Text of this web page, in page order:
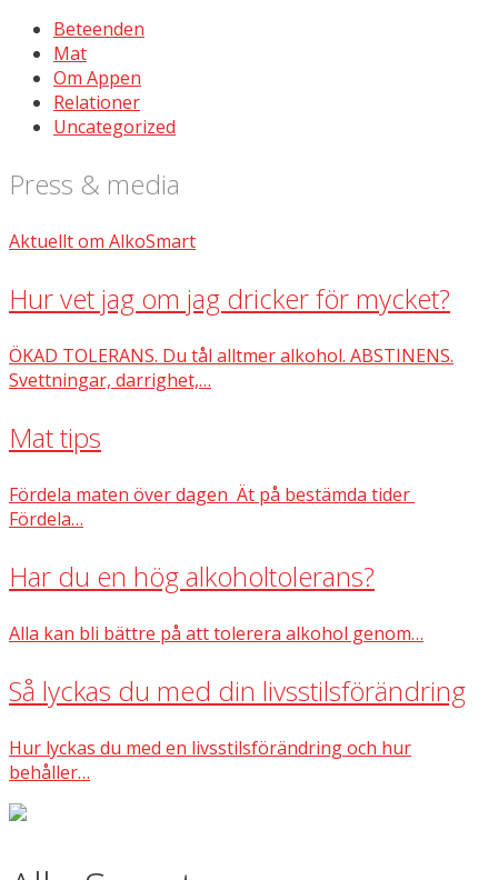
Beteenden
Mat
Om Appen
Relationer
Uncategorized
Press & media
Aktuellt om AlkoSmart
Hur vet jag om jag dricker för mycket?
ÖKAD TOLERANS. Du tål alltmer alkohol. ABSTINENS.
Svettningar, darrighet,…
Mat tips
Fördela maten över dagen Ät på bestämda tider
Fördela…
Har du en hög alkoholtolerans?
Alla kan bli bättre på att tolerera alkohol genom…
Så lyckas du med din livsstilsförändring
Hur lyckas du med en livsstilsförändring och hur
behåller…